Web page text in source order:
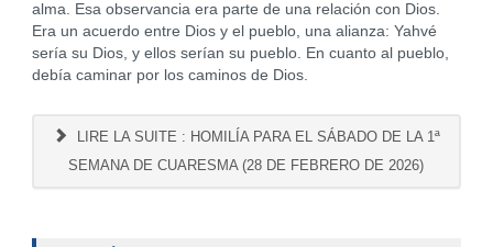
alma. Esa observancia era parte de una relación con Dios.
Era un acuerdo entre Dios y el pueblo, una alianza: Yahvé
sería su Dios, y ellos serían su pueblo. En cuanto al pueblo,
debía caminar por los caminos de Dios.
LIRE LA SUITE : HOMILÍA PARA EL SÁBADO DE LA 1ª
SEMANA DE CUARESMA (28 DE FEBRERO DE 2026)